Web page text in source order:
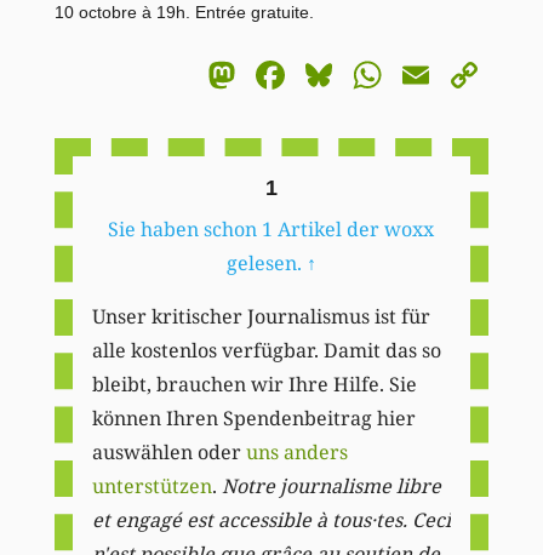
10 octobre à 19h. Entrée gratuite.
Mastodon
Facebook
BlueskyEmail
1
Sie haben schon 1 Artikel der woxx
gelesen. ↑
Unser kritischer Journalismus ist für
alle kostenlos verfügbar. Damit das so
bleibt, brauchen wir Ihre Hilfe. Sie
können Ihren Spendenbeitrag hier
auswählen oderuns anders
unterstützen. Notre journalisme libre
et engagé est accessible à tous·tes. Ceci